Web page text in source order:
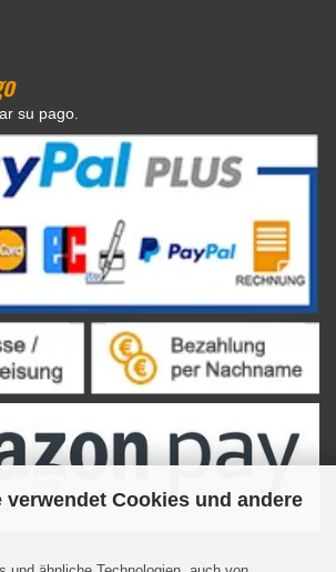
verwendet Cookies und andere
su pago.